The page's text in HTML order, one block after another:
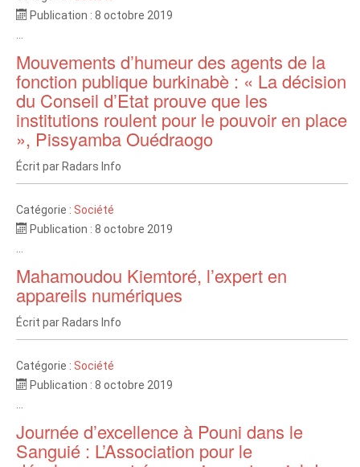
Publication : 8 octobre 2019
Mouvements d’humeur des agents de la
fonction publique burkinabè : « La décision
du Conseil d’Etat prouve que les
institutions roulent pour le pouvoir en place
», Pissyamba Ouédraogo
Écrit par Radars Info
Catégorie : Société
Publication : 8 octobre 2019
Mahamoudou Kiemtoré, l’expert en
appareils numériques
Écrit par Radars Info
Catégorie : Société
Publication : 8 octobre 2019
Journée d’excellence à Pouni dans le
Sanguié : L’Association pour le